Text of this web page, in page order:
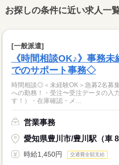
お探しの条件に近い求人一
[一般派遣]
《時間相談OK♪》事務
でのサポート事務◇
時間相談◎＜未経験OK＞急募2名募
への勤務！・受注〜受注データの入
す！）・在庫確認・メ...
営業事務
愛知県豊川市/豊川駅（車 8
時給1,450円 交通費全額支給